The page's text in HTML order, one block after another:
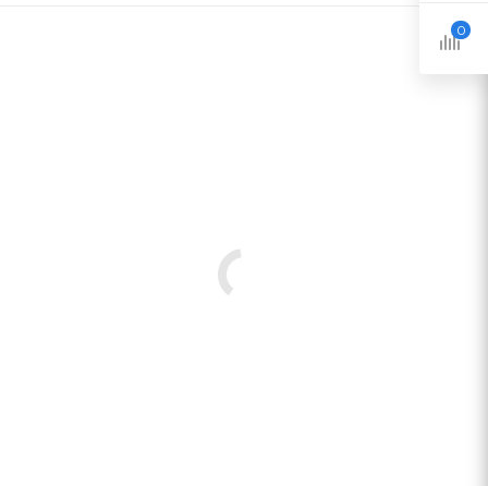
0